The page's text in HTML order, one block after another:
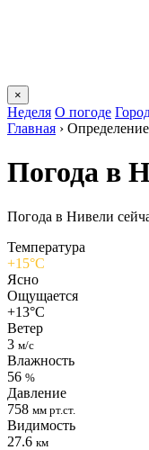
×
Неделя О погоде
Главная ›
Погода в
Погода в Нивели
Температура
+15°C
Ясно
Ощущается
+13°C
Ветер
3 м/с
Влажность
56 %
Давление
758 мм рт.ст.
Видимость
27.6 км